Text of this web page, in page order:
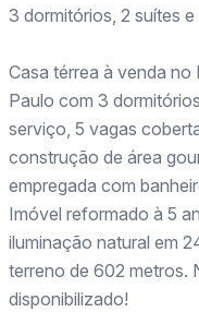
3 dormitórios, 2 suítes e
Casa térrea à venda no
Paulo com 3
serviço, 5 vagas
construção de área
empregada com
Imóvel reformado à 5
iluminação natural em
terreno de 602 metros.
disponibilizado!